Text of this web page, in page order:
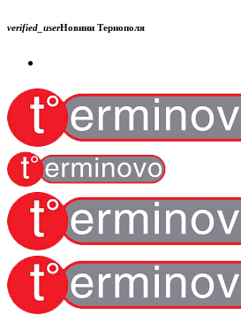
verified_userНовини Тернополя